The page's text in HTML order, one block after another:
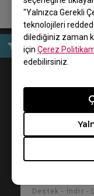
"Yalnızca Gerekli
teknolojileri
dilediğiniz zaman
için Çerez
edebilirsiniz.
User Manual
Destek - İndir -